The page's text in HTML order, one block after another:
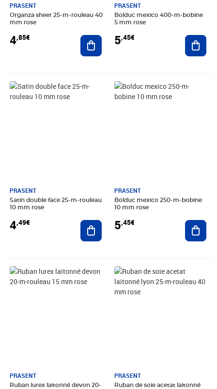
PRASENT
Organza sheer 25-m-rouleau 40
mm rose
4,85€ Ajouter au panier
PRASENT
Bolduc mexico 400-m-bobine
5 mm rose
5,45€
PRASENT
Satin double face 25-m-rouleau
10 mm rose
4,49€
Prix 4,49€
Ajouter au panier
PRASENT
Bolduc mexico 250-m-bobine
10 mm rose
5,45€
Prix 5,45€
PRASENT
Ruban lurex laitonné devon 20-
Prix 5,90€
PRASENT
Ruban de soie acetat laitonné
Prix 9,95€